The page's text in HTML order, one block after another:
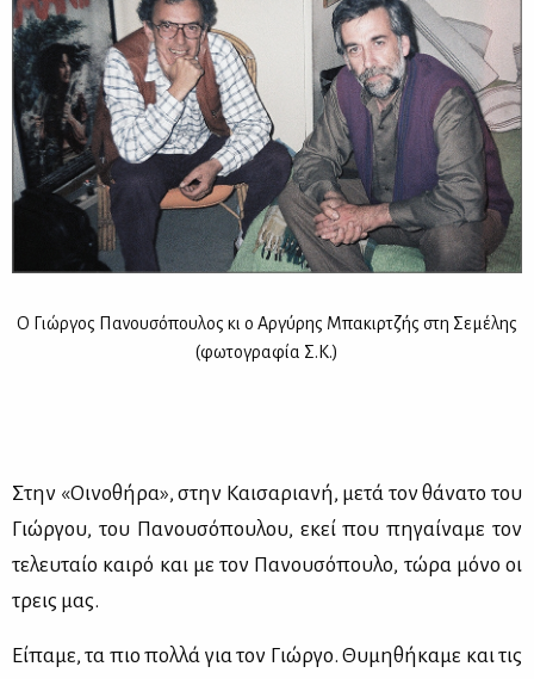
Ο Γιώρ­γος Πα­νου­σό­που­λος κι ο Αρ­γύ­ρης Μπα­κιρ­τζής στη Σε­μέ­λης
(φω­το­γρα­φία Σ.Κ.)
Στην «Οι­νο­θή­ρα», στην Και­σα­ρια­νή, με­τά τον θά­να­το του
Γιώρ­γου, του Πα­νου­σό­που­λου, εκεί που πη­γαί­να­με τον
τε­λευ­ταίο και­ρό και με τον Πα­νου­σό­που­λο, τώ­ρα μό­νο οι
τρεις μας.
Εί­πα­με, τα πιο πολ­λά για τον Γιώρ­γο. Θυ­μη­θή­κα­με και τις